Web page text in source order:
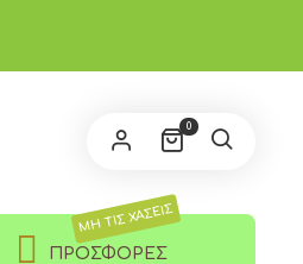
0
ΠΡΟΣΦΟΡΈΣ
ΜΗ ΤΙΣ ΧΑΣΕΙΣ